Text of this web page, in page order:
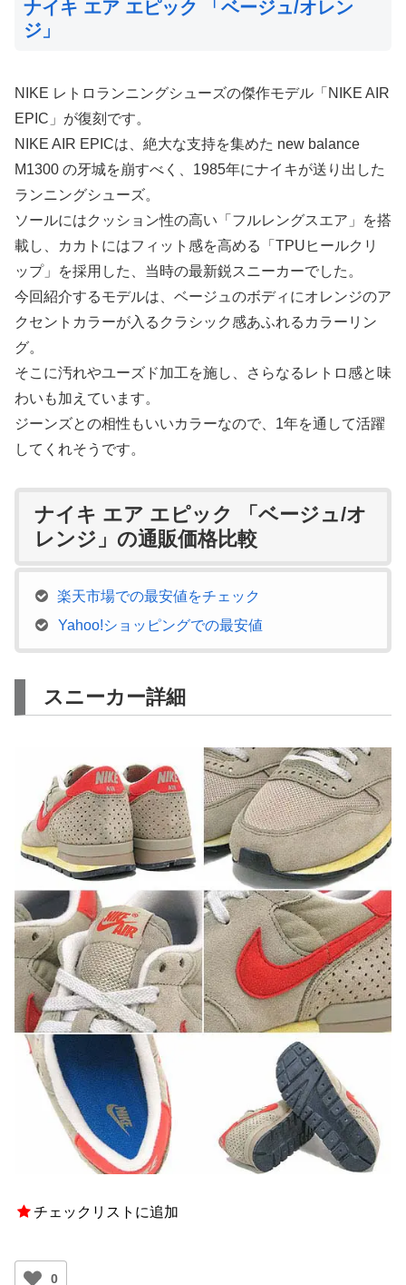
ナイキ エア エピック 「ベージュ/オレン
ジ」
NIKE レトロランニングシューズの傑作モデル「NIKE AIR
EPIC」が復刻です。
NIKE AIR EPICは、絶大な支持を集めた new balance
M1300 の牙城を崩すべく、1985年にナイキが送り出した
ランニングシューズ。
ソールにはクッション性の高い「フルレングスエア」を搭
載し、カカトにはフィット感を高める「TPUヒールクリ
ップ」を採用した、当時の最新鋭スニーカーでした。
今回紹介するモデルは、ベージュのボディにオレンジのア
クセントカラーが入るクラシック感あふれるカラーリン
グ。
そこに汚れやユーズド加工を施し、さらなるレトロ感と味
わいも加えています。
ジーンズとの相性もいいカラーなので、1年を通して活躍
してくれそうです。
ナイキ エア エピック 「ベージュ/オ
レンジ」の通販価格比較
楽天市場での最安値をチェック
Yahoo!ショッピングでの最安値
スニーカー詳細
チェックリストに追加
0